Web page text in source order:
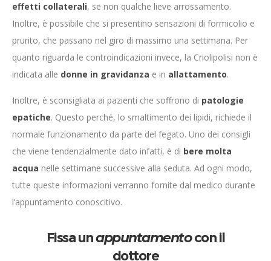
effetti collaterali, se non qualche lieve arrossamento.
Inoltre, è possibile che si presentino sensazioni di formicolio e
prurito, che passano nel giro di massimo una settimana. Per
quanto riguarda le controindicazioni invece, la Criolipolisi non è
indicata alle donne in gravidanza e in allattamento.
Inoltre, è sconsigliata ai pazienti che soffrono di patologie
epatiche. Questo perché, lo smaltimento dei lipidi, richiede il
normale funzionamento da parte del fegato. Uno dei consigli
che viene tendenzialmente dato infatti, è di bere molta
acqua nelle settimane successive alla seduta. Ad ogni modo,
tutte queste informazioni verranno fornite dal medico durante
l’appuntamento conoscitivo.
Fissa unappuntamentocon il
dottore